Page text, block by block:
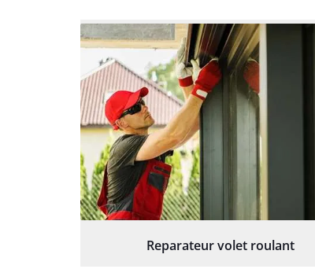
Reparateur volet roulant